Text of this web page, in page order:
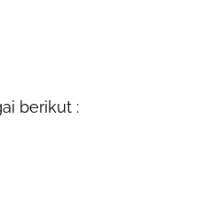
berikut :